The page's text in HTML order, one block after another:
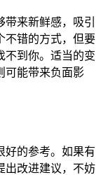
来新鲜感，吸引
不错的方式，但要
不到你。适当的变
可能带来负面影
好的参考。如果有
出改进建议，不妨